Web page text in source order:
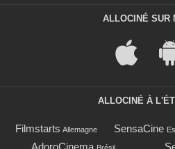
ALLOCINÉ SUR
ALLOCINÉ À
Filmstarts Allemagne SensaCine
AdoroCinema